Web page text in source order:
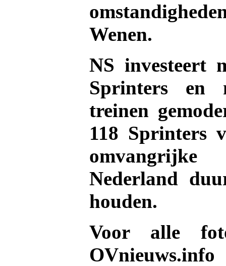
Wenen.
NS investeert
Sprinters en
treinen
118 Sprinters
omvangrijke
Nederland
houden.
Voor alle
OVnieuws.info